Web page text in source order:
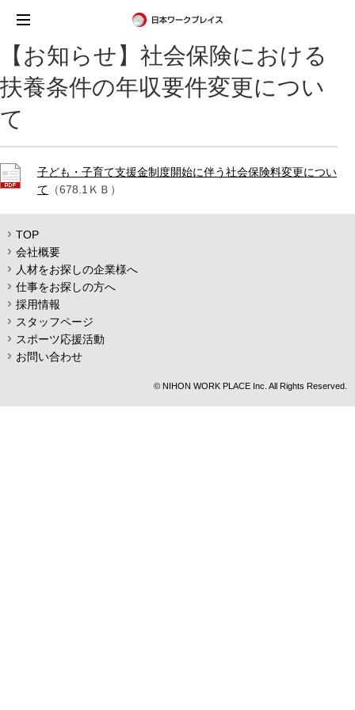
【お知らせ】社会保険における
扶養条件の年収要件変更につい
て
子ども・子育て支援金制度開始に伴う社会保険料変更につい
て （678.1ＫＢ）
TOP
会社概要
人材をお探しの企業様へ
仕事をお探しの方へ
採用情報
スタッフページ
スポーツ応援活動
お問い合わせ
© NIHON WORK PLACE Inc. All Rights Reserved.